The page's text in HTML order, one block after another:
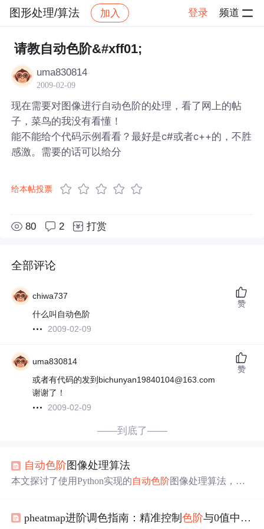
图形处理/算法 加入 登录 频道
社区 图形处理/算法
请教自动色阶&#xff01;
uma830814
2009-02-09
现在需要对图像进行自动色阶的处理，看了网上的帖
子，菜鸟的我没有看懂！
能不能给个代码示例看看？最好是c#或者c++的，不胜
感激。需要的话可以给分
给本帖投票
80 2 打赏
全部评论
chiwa737
什么叫自动色阶
2009-02-09
赞
uma830814
或者有代码的发到bichunyan19840104@163.com
谢谢了！
2009-02-09
赞
——到底了——
自动色阶 图像处理算法
本文探讨了使用Python实现的自动色阶图像处理算法，重
pheatmap进阶调色指南：精准控制色阶与0值中性化